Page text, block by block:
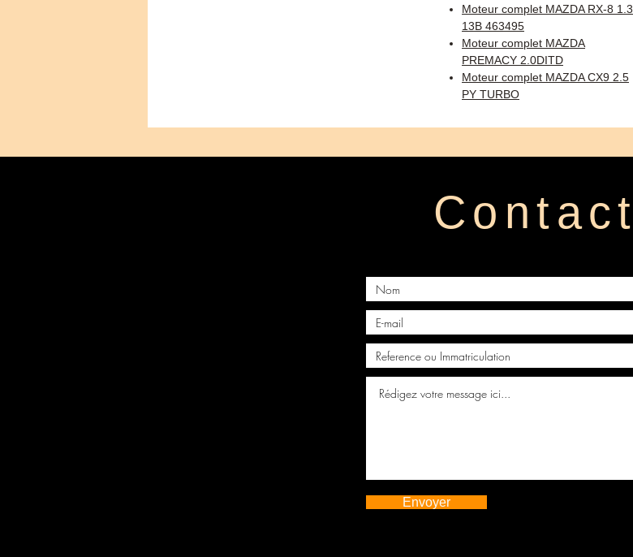
Moteur complet MAZDA RX-8 1.3
13B 463495
Moteur complet MAZDA
PREMACY 2.0DITD
Moteur complet MAZDA CX9 2.5
PY TURBO
Contact
Envoyer